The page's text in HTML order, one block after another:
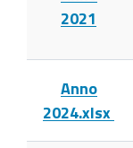
2021
Anno
2024.xlsx